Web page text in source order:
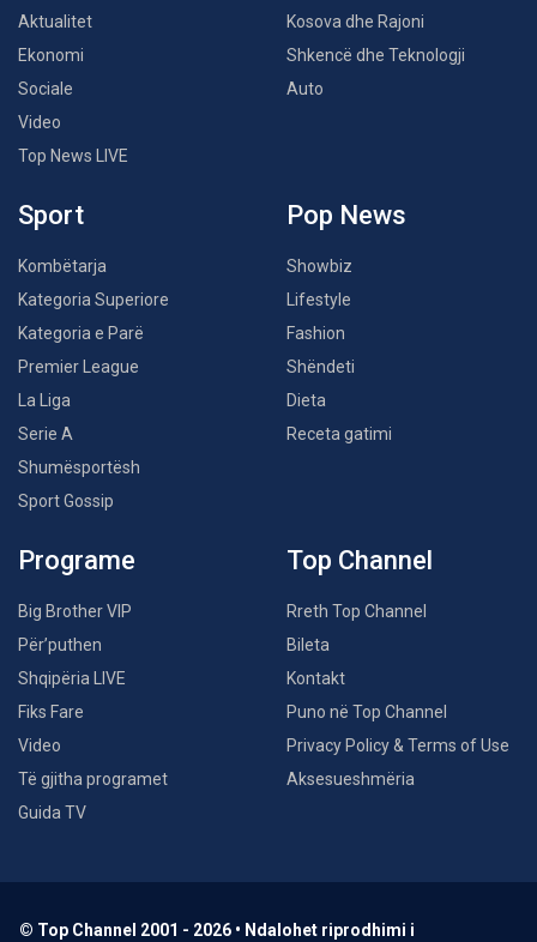
Aktualitet
Ekonomi
Sociale
Video
Top News LIVE
Kosova dhe Rajoni
Shkencë dhe Teknologji
Auto
Sport
Kombëtarja
Kategoria Superiore
Kategoria e Parë
Premier League
La Liga
Serie A
Shumësportësh
Sport Gossip
Pop News
Showbiz
Lifestyle
Fashion
Shëndeti
Dieta
Receta gatimi
Programe
Big Brother VIP
Për’puthen
Shqipëria LIVE
Fiks Fare
Video
Të gjitha programet
Guida TV
Top Channel
Rreth Top Channel
Bileta
Kontakt
Puno në Top Channel
Privacy Policy & Terms of Use
Aksesueshmëria
© Top Channel 2001 - 2026 • Ndalohet riprodhimi i